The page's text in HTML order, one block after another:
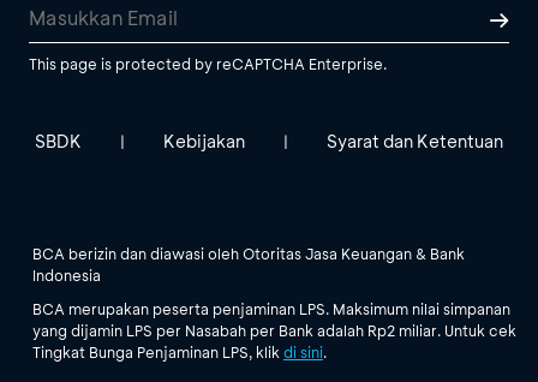
This page is protected by reCAPTCHA Enterprise.
SBDK | Kebijakan | Syarat dan Ketentuan
BCA berizin dan diawasi oleh Otoritas Jasa Keuangan & Bank
Indonesia
BCA merupakan peserta penjaminan LPS. Maksimum nilai simpanan
yang dijamin LPS per Nasabah per Bank adalah Rp2 miliar. Untuk cek
Tingkat Bunga Penjaminan LPS, klik di sini.